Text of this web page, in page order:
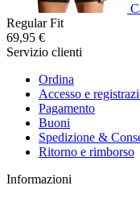
Regular Fit
69,95 €
Servizio clienti
Ordina
Accesso e
Pagamento
Buoni
Spedizione &
Ritorno e rimborso
Informazioni